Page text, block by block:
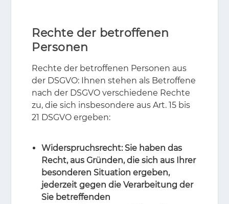
Rechte der betroffenen
Personen
Rech­te der be­trof­fe­nen Per­so­nen aus
der DS­GVO: Ih­nen ste­hen als Be­trof­fe­ne
nach der DS­GVO ver­schie­de­ne Rech­te
zu, die sich ins­be­son­de­re aus Art. 15 bis
21 DS­GVO er­ge­ben:
Widerspruchsrecht: Sie haben das
Recht, aus Gründen, die sich aus Ihrer
besonderen Situation ergeben,
jederzeit gegen die Verarbeitung der
Sie betreffenden